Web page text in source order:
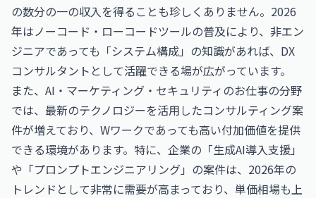
の数分の一の収入を得ることも珍しくありません。2026
年はノーコード・ローコードツールの普及により、非エン
ジニアであっても「システム構成」の知識があれば、DX
コンサルタントとして活躍できる場が広がっています。
また、 AI・マーケティング・セキュリティのお仕事の分野
では、最新のテクノロジーを活用したコンサルティング案
件が増えており、Wワークであっても高い付加価値を提供
できる環境があります。特に、企業の「生成AI導入支援」
や「プロンプトエンジニアリング」の案件は、2026年の
トレンドとして非常に需要が高まっており、単価相場も上